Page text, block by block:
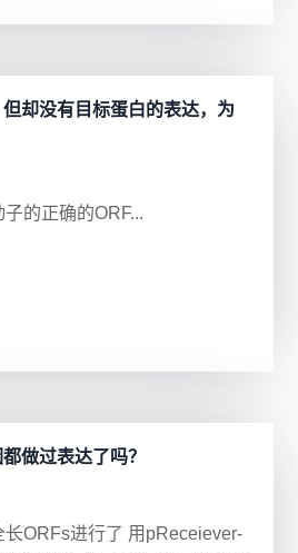
却没有目标蛋白的表达，为
的正确的ORF...
做过表达了吗？
长ORFs进行了 用pReceiever-